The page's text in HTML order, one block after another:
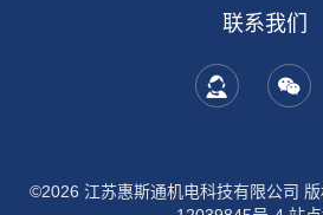
联系我们
©2026 江苏惠斯通机电科技有限公司